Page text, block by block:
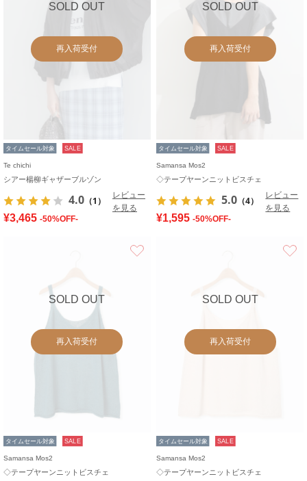
SOLD OUT
再入荷受付
タイムセール対象 SALE
Te chichi
シアー楊柳ギャザーブルゾン
4.0 （1）
レビュー
を見る
¥3,465 -50%OFF-
SOLD OUT
再入荷受付
タイムセール対象 SALE
Samansa Mos2
◇テープヤーンニットビスチェ
5.0 （4）
レビュー
を見る
¥1,595 -50%OFF-
SOLD OUT
再入荷受付
タイムセール対象 SALE
Samansa Mos2
◇テープヤーンニットビスチェ
SOLD OUT
再入荷受付
タイムセール対象 SALE
Samansa Mos2
◇テープヤーンニットビスチェ